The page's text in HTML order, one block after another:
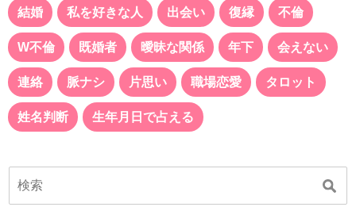
結婚 私を好きな人 出会い 復縁 不倫
W不倫 既婚者 曖昧な関係 年下 会えない
連絡 脈ナシ 片思い 職場恋愛 タロット
姓名判断 生年月日で占える